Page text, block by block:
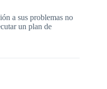
a sus problemas no
un plan de